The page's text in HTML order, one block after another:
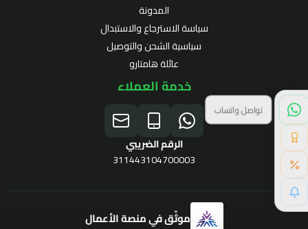
المدونة
سياسة الاسترجاع والاستبدال
سياسية الشحن والتوصيل
عائلة هامتارو
خدمة العملاء
الرقم الضريبي
311443104700003
موثّق في منصة الأعمالبرنامج الولاء